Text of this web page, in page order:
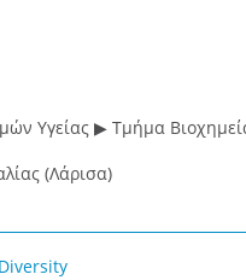
Υγείας ▶ Τμήμα
(Λάρισα)